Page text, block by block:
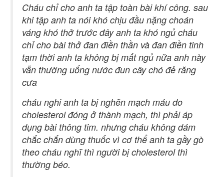
Cháu chỉ cho anh ta tập toàn bài khí công. sau
khi tập anh ta nói khó chịu đầu nặng choán
váng khó thở trước đây anh ta khó ngủ cháu
chỉ cho bài thở đan điền thần và đan điền tinh
tạm thời anh ta không bị mất ngủ nữa anh này
vẫn thường uống nước đun cây chó đẻ răng
cưa
cháu nghi anh ta bị nghẽn mạch máu do
cholesterol đóng ở thành mạch, thì phải áp
dụng bài thông tim. nhưng cháu không dám
chắc chắn dùng thuốc vì cơ thể anh ta gầy gò
theo cháu nghĩ thì người bị cholesterol thì
thường béo.